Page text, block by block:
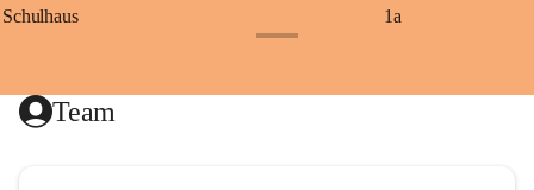
Schulhaus 1a
Team